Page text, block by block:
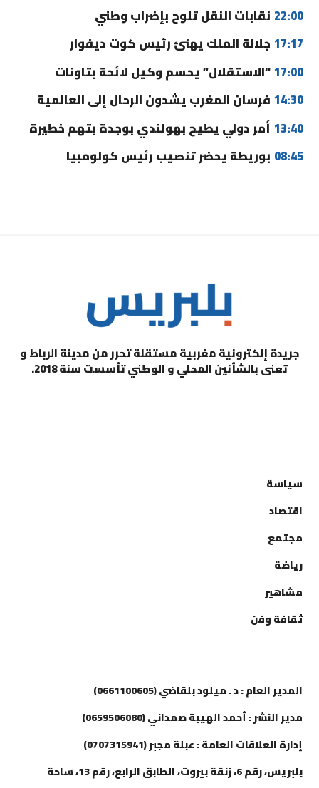
22:00 نقابات النقل تلوح بإضراب وطني
17:17 جلالة الملك يهنئ رئيس كوت ديفوار
17:00“الاستقلال” يحسم وكيل لائحة بتاونات
14:30 فرسان المغرب يشدون الرحال إلى العالمية
13:40 أمر دولي يطيح بهولندي بوجدة بتهم خطيرة
08:45 بوريطة يحضر تنصيب رئيس كولومبيا
جريدة إلكترونية مغربية مستقلة تحرر من مدينة الرباط و
تعنى بالشأنين المحلي و الوطني تأسست سنة 2018.
سياسة
اقتصاد
مجتمع
رياضة
مشاهير
ثقافة وفن
المدير العام : د . ميلود بلقاضي (0661100605)
مدير النشر : أحمد الهيبة صمداني (0659506080)
إدارة العلاقات العامة : عبلة مجبر (0707315941)
بلبريس، رقم 6، زنقة بيروت، الطابق الرابع، رقم 13، ساحة